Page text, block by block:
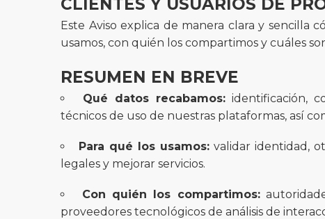
CLIENTES Y USUARIOS DE
Este Aviso explica de manera clara y sencilla
usamos, con quién los compartimos y cuáles
RESUMEN EN BREVE
Qué datos recabamos: identificación,
técnicos de uso de nuestras plataformas, así
Para qué los usamos:validar identidad,
legales y mejorar servicios.
Con quién los compartimos:
proveedores tecnológicos de análisis de